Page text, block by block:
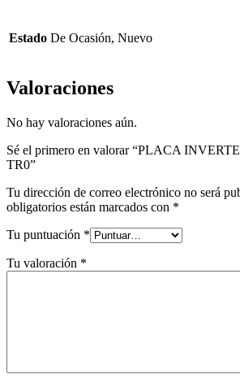
Estado De Ocasión, Nuevo
Valoraciones
No hay valoraciones aún.
Sé el primero en valorar “PLACA
TR0”
Tu dirección de correo electrónico no será
obligatorios están marcados con *
Tu puntuación *
Tu valoración *